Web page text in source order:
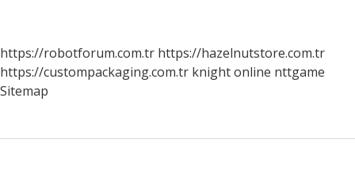
https://robotforum.com.tr https://hazelnutstore.com.tr
https://custompackaging.com.tr knight online nttgame
Sitemap